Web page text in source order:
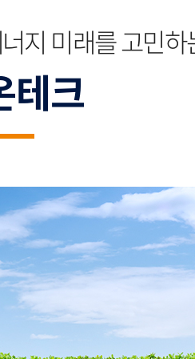
지 미래를 고민하
테크